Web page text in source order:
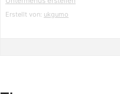
Erstellt von: ukgumo